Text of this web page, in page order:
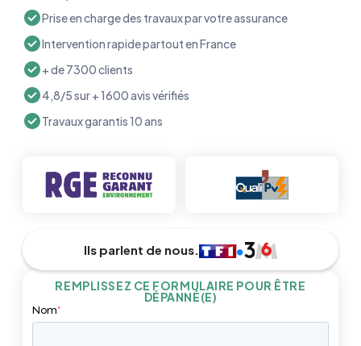
Prise en charge des travaux par votre assurance
Intervention rapide partout en France
+ de 7300 clients
4,8/5 sur + 1600 avis vérifiés
Travaux garantis 10 ans
Ils parlent de nous.
REMPLISSEZ CE FORMULAIRE POUR ÊTRE
DÉPANNÉ(E)